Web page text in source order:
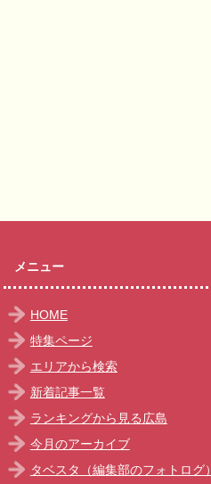
メニュー
HOME
特集ページ
エリアから検索
新着記事一覧
ランキングから見る広島
今月のアーカイブ
タベスタ（編集部のフォトログ）